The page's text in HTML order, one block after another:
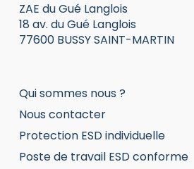
ZAE du Gué Langlois
18 av. du Gué Langlois
77600 BUSSY SAINT-MARTIN
Qui sommes nous ?
Nous contacter
Protection ESD individuelle
Poste de travail ESD conforme